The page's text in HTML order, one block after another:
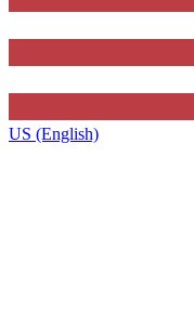
US (English)